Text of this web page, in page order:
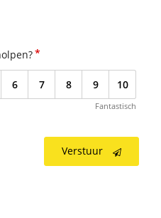
*
6 7 8 9 10
Fantastisch
Verstuur